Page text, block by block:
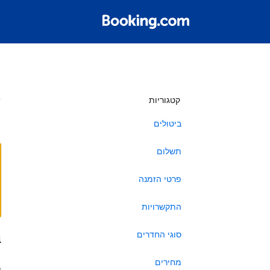
קטגוריות
ביטולים
תשלום
פרטי הזמנה
התקשרויות
סוגי החדרים
מחירים